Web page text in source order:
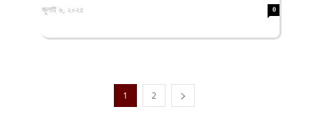
জুলাই ৬, ২০২৫ 0
1 2